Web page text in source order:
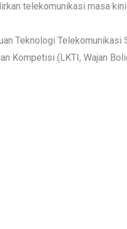
telekomunikasi masa
Teknologi
Kompetisi (LKTI, Wajan